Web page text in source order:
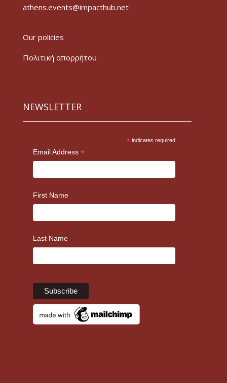
athens.events@impacthub.net
Our policies
Πολιτική απορρήτου
NEWSLETTER
* indicates required
Email Address *
First Name
Last Name